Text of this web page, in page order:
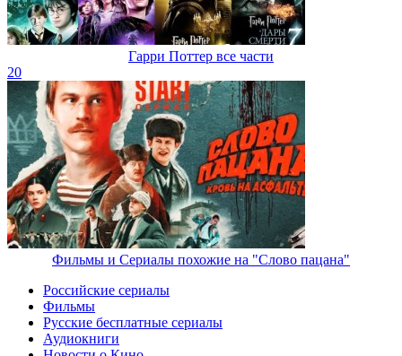
Гарри Поттер все части
20
Фильмы и Сериалы похожие на "Слово пацана"
Российские сериалы
Фильмы
Русские бесплатные сериалы
Аудиокниги